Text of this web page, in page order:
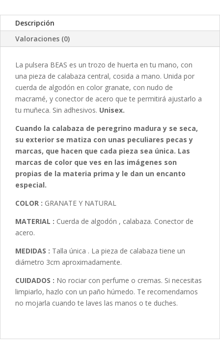
Descripción
Valoraciones (0)
La pulsera BEAS es un trozo de huerta en tu mano, con
una pieza de calabaza central, cosida a mano. Unida por
cuerda de algodón en color granate, con nudo de
macramé, y conector de acero que te permitirá ajustarlo a
tu muñeca. Sin adhesivos. Unisex.
Cuando la calabaza de peregrino madura y se seca,
su exterior se matiza con unas peculiares pecas y
marcas, que hacen que cada pieza sea única. Las
marcas de color que ves en las imágenes son
propias de la materia prima y le dan un encanto
especial.
COLOR : GRANATE Y NATURAL
MATERIAL : Cuerda de algodón , calabaza. Conector de
acero.
MEDIDAS : Talla única . La pieza de calabaza tiene un
diámetro 3cm aproximadamente.
CUIDADOS : No rociar con perfume o cremas. Si necesitas
limpiarlo, hazlo con un paño húmedo. Te recomendamos
no mojarla cuando te laves las manos o te duches.